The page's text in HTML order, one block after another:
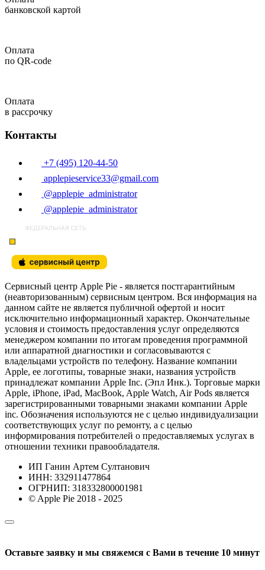
банковской картой
Оплата
по QR-code
Оплата
в рассрочку
Контакты
+7 (495) 120-44-50
applepieservice33@gmail.com
@applepie_administrator
@applepie_administrator
Сервисный центр Apple Pie - является постгарантийным
(неавторизованным) сервисным центром. Вся информация на
данном сайте не является публичной офертой и носит
исключительно информационный характер. Окончательные
условия и стоимость предоставления услуг определяются
менеджером компании по итогам проведения программной
или аппаратной диагностики и согласовываются с
владельцами устройств по телефону. Название компании
Apple, ее логотипы, товарные знаки, названия устройств
принадлежат компании Apple Inc. (Эпл Инк.). Торговые марки
Apple, iPhone, iPad, MacBook, Apple Watch, Air Pods является
зарегистрированными товарными знаками компании Apple
inc. Обозначения используются не с целью индивидуализации
соответствующих услуг по ремонту, а с целью
информирования потребителей о предоставляемых услугах в
отношении техники правообладателя.
ИП Ганин Артем Султанович
ИНН: 332911477864
ОГРНИП: 318332800001981
© Apple Pie 2018 - 2025
Оставьте заявку и мы свяжемся с Вами в течение 10 минут